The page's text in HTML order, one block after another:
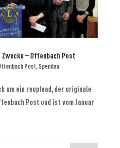
– Offenbach Post
Post Spenden
um ein reupload, der originale
Post und ist vom Januar